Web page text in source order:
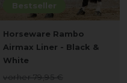
Bestseller
Horseware Rambo
Airmax Liner - Black &
White
vorher 79,95 €